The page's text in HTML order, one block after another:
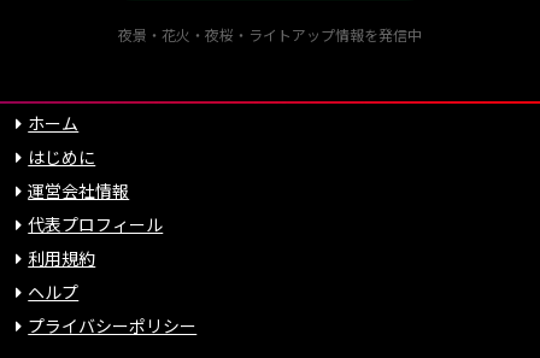
夜景・花火・夜桜・ライトアップ情報を発信中
ホーム
はじめに
運営会社情報
代表プロフィール
利用規約
ヘルプ
プライバシーポリシー